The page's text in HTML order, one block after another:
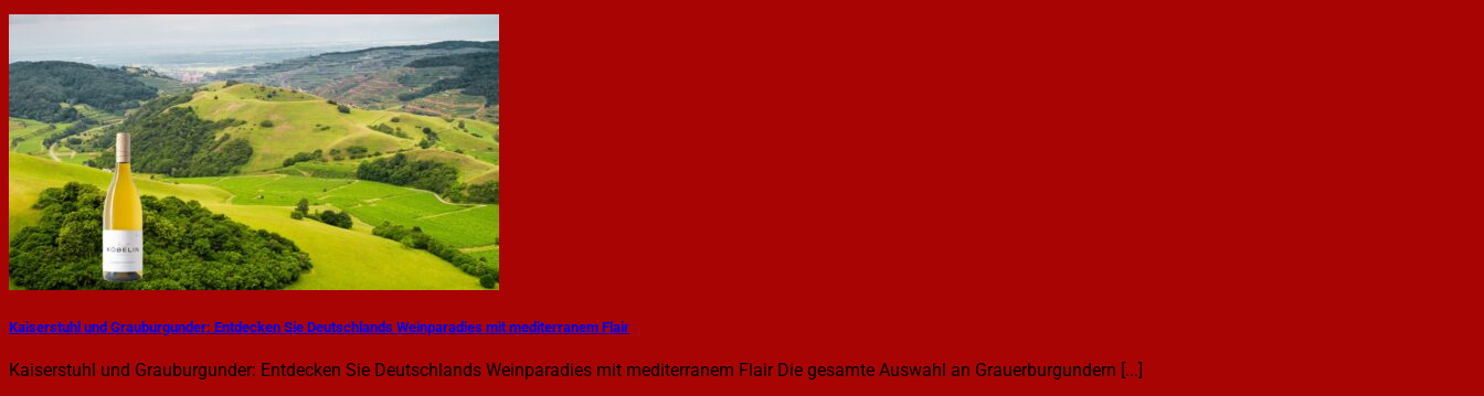
Kaiserstuhl und Grauburgunder: Entdecken Sie Deutschlands Weinparadies mit mediterranem Flair
Kaiserstuhl und Grauburgunder: Entdecken Sie Deutschlands Weinparadies mit mediterranem Flair Die gesamte Auswahl an Grauerburgundern [...]